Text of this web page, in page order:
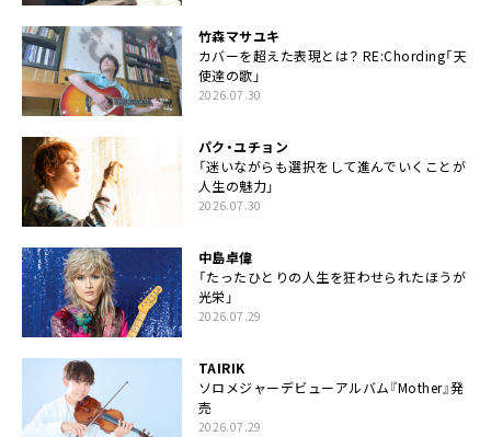
竹森マサユキ
カバーを超えた表現とは？ RE:Chording「天
使達の歌」
2026.07.30
パク・ユチョン
「迷いながらも選択をして進んでいくことが
人生の魅力」
2026.07.30
中島卓偉
「たったひとりの人生を狂わせられたほうが
光栄」
2026.07.29
TAIRIK
ソロメジャーデビューアルバム『Mother』発
売
2026.07.29